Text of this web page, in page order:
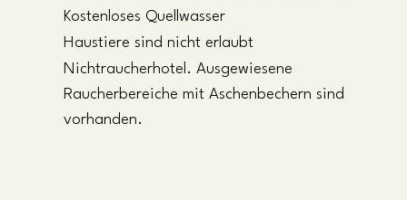
Kostenloses Quellwasser
Haustiere sind nicht erlaubt
Nichtraucherhotel.Ausgewiesene
Raucherbereiche mit Aschenbechern sind
vorhanden.